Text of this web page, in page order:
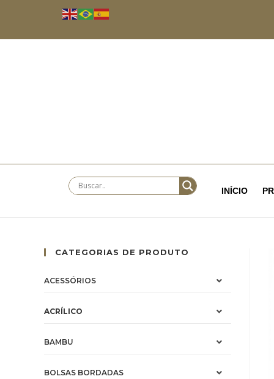
INÍCIO
CATEGORIAS DE PRODUTO
ACESSÓRIOS
ACRÍLICO
BAMBU
BOLSAS BORDADAS